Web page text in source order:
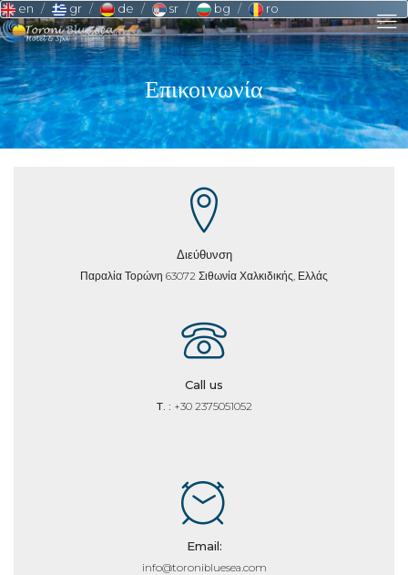
en gr de sr bg ro
Επικοινωνία
Διεύθυνση
Παραλία Τορώνη 63072 Σιθωνία Χαλκιδικής, Ελλάς
Call us
T. : +30 2375051052
Email:
info@toronibluesea.com